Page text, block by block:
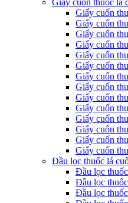
Giấy cuốn thuốc lá
Giấy cuốn
Giấy cuốn
Giấy cuốn
Giấy cuốn
Giấy cuốn
Giấy cuốn
Giấy cuốn
Giấy cuốn
Giấy cuốn
Giấy cuốn
Giấy cuốn
Giấy cuốn
Giấy cuốn
Giấy cuốn
Đầu lọc thuốc lá
Đầu lọc
Đầu lọc
Đầu lọc